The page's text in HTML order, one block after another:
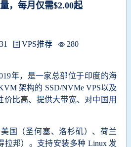
，每月仅需$2.00起
VPS推荐 280
年，是一家总部位于印度的海
架构的 SSD/NVMe VPS以及
价比高、提供大带宽、对中国用
（圣何塞、洛杉矶）、荷兰
拉邦）。 支持安装多种 Linux 发